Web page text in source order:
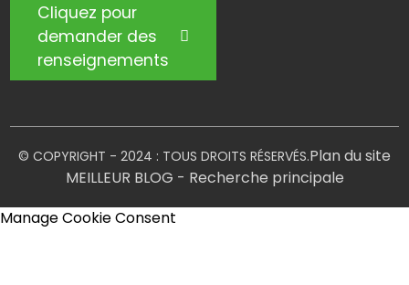
Cliquez pour
demander des
renseignements
© COPYRIGHT - 2024 : TOUS DROITS RÉSERVÉS.Plan du site
MEILLEUR BLOG - Recherche principale
Manage Cookie Consent